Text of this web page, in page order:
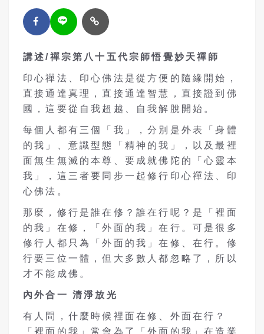
講述/禪宗第八十五代宗師悟覺妙天禪師
印心禪法、印心佛法是從方便的隨緣開始，
直接通達真理，直接通達智慧，直接證到佛
國，這要從自我超越、自我解脫開始。
每個人都有三個「我」，分別是外表「身體
的我」、意識型態「精神的我」，以及最裡
面無生無滅的本尊、要成就佛陀的「心靈本
我」，這三者要同步一起修行印心禪法、印
心佛法。
那麼，修行是誰在修？誰在行呢？是「裡面
的我」在修，「外面的我」在行。可是很多
修行人都只為「外面的我」在修、在行。修
行要三位一體，但大多數人都忽略了，所以
才不能成佛。
內外合一 清淨放光
有人問，什麼時候裡面在修、外面在行？
「裡面的我」常會為了「外面的我」在造業